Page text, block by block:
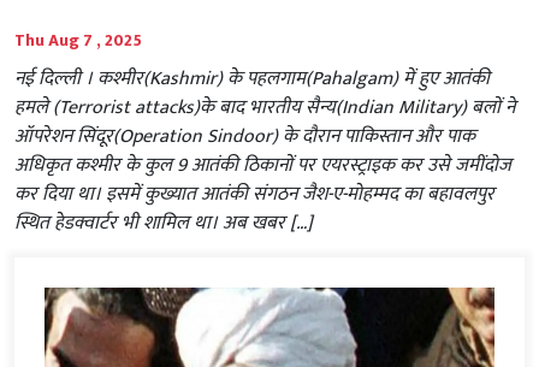
Thu Aug 7 , 2025
नई दिल्‍ली । कश्मीर(Kashmir) के पहलगाम(Pahalgam) में हुए आतंकी
हमले (Terrorist attacks)के बाद भारतीय सैन्य(Indian Military) बलों ने
ऑपरेशन सिंदूर(Operation Sindoor) के दौरान पाकिस्तान और पाक
अधिकृत कश्मीर के कुल 9 आतंकी ठिकानों पर एयरस्ट्राइक कर उसे जमींदोज
कर दिया था। इसमें कुख्यात आतंकी संगठन जैश-ए-मोहम्मद का बहावलपुर
स्थित हेडक्वार्टर भी शामिल था। अब खबर […]